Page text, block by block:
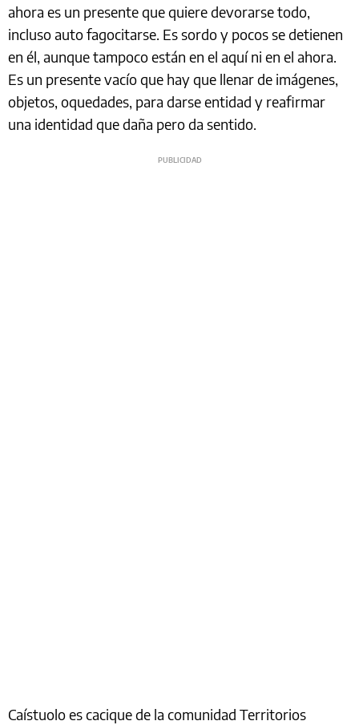
ahora es un presente que quiere devorarse todo,
incluso auto fagocitarse. Es sordo y pocos se detienen
en él, aunque tampoco están en el aquí ni en el ahora.
Es un presente vacío que hay que llenar de imágenes,
objetos, oquedades, para darse entidad y reafirmar
una identidad que daña pero da sentido.
Caístuolo es cacique de la comunidad Territorios